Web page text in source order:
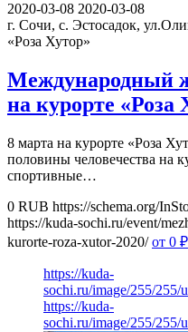
2020-03-08 2020-03-08
г. Сочи, с. Эстосадок,
«Роза Хутор»
Международный
на курорте «Роза
8 марта на курорте «Роза
половины человечества на
спортивные…
0 RUB https://schema.org/
https://kuda-sochi.ru/event/
kurorte-roza-xutor-2020/ от 0 ₽
https://kuda-
sochi.ru/image/255/255/
https://kuda-
sochi.ru/image/255/255/